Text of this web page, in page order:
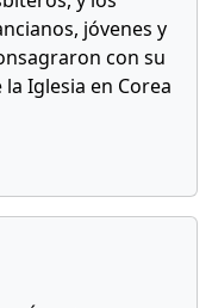
jóvenes y
con su
Iglesia en Corea